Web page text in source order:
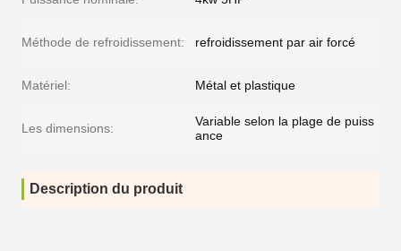
Méthode de refroidissement: refroidissement par air forcé
Matériel: Métal et plastique
Les dimensions:
Variable selon la plage de puiss
ance
Description du produit